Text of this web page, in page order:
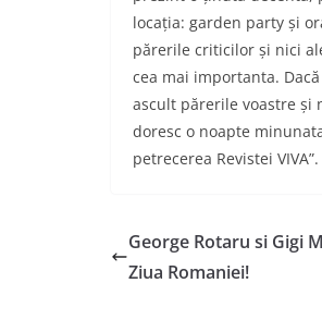
locația: garden party și
părerile criticilor și nici
cea mai importanta.
ascult părerile voastre și
doresc o noapte
petrecerea Revistei VIVA”.
George Rotaru si Gigi
Ziua Romaniei!